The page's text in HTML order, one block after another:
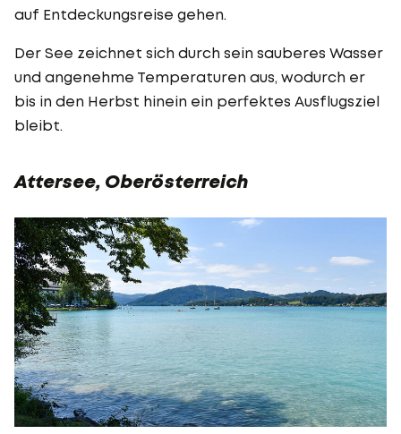
auf Entdeckungsreise gehen.
Der See zeichnet sich durch sein sauberes Wasser
und angenehme Temperaturen aus, wodurch er
bis in den Herbst hinein ein perfektes Ausflugsziel
bleibt.
Attersee, Oberösterreich